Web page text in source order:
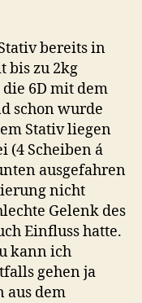
bereits in
bis zu 2kg
6D mit dem
schon wurde
Stativ liegen
(4 Scheiben á
ausgefahren
nicht
Gelenk des
Einfluss hatte.
kann ich
gehen ja
aus dem